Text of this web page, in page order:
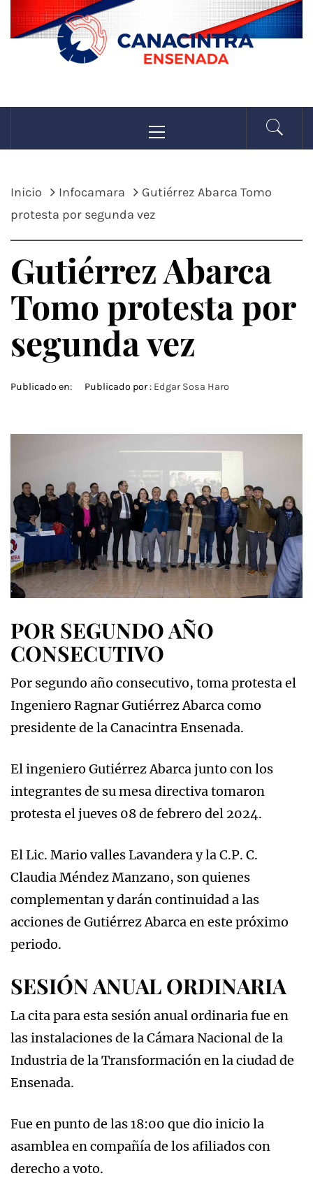
Saltar
contenido
CANACINTRA
ENSENADA
principal
Inicio Infocamara
Gutiérrez Abarca Tomo
protesta por segunda vez
Gutiérrez Abarca
Tomo protesta por
segunda vez
Publicado en: Publicado por : Edgar Sosa Haro
POR SEGUNDO AÑO
CONSECUTIVO
Por segundo año consecutivo, toma protesta el
Ingeniero Ragnar Gutiérrez Abarca como
presidente de la Canacintra Ensenada.
El ingeniero Gutiérrez Abarca junto con los
integrantes de su mesa directiva tomaron
protesta el jueves 08 de febrero del 2024.
El Lic. Mario valles Lavandera y la C.P. C.
Claudia Méndez Manzano, son quienes
complementan y darán continuidad a las
acciones de Gutiérrez Abarca en este próximo
periodo.
SESIÓN ANUAL ORDINARIA
La cita para esta sesión anual ordinaria fue en
las instalaciones de la Cámara Nacional de la
Industria de la Transformación en la ciudad de
Ensenada.
Fue en punto de las 18:00 que dio inicio la
asamblea en compañía de los afiliados con
derecho a voto.